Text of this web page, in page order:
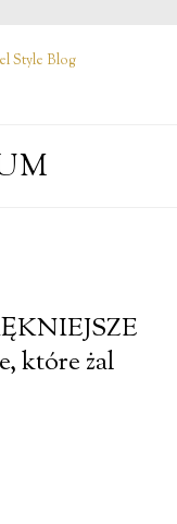
które żal